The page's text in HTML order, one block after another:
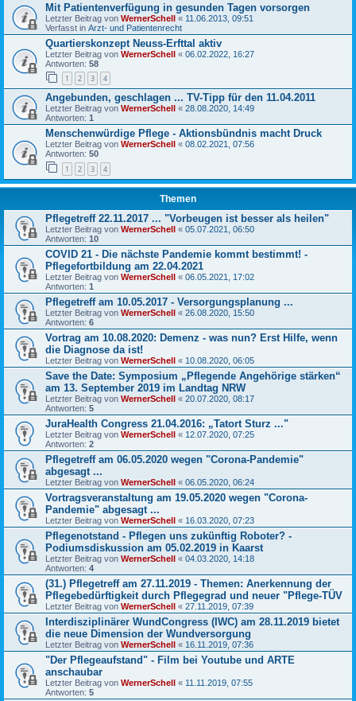
Mit Patientenverfügung in gesunden Tagen vorsorgen
Letzter Beitrag von WernerSchell « 11.06.2013, 09:51
Verfasst in Arzt- und Patientenrecht
Quartierskonzept Neuss-Erfttal aktiv
Letzter Beitrag von WernerSchell « 06.02.2022, 16:27
Antworten: 58
1 2 3 4
Angebunden, geschlagen ... TV-Tipp für den 11.04.2011
Letzter Beitrag von WernerSchell « 28.08.2020, 14:49
Antworten: 1
Menschenwürdige Pflege - Aktionsbündnis macht Druck
Letzter Beitrag von WernerSchell « 08.02.2021, 07:56
Antworten: 50
1 2 3 4
Themen
Pflegetreff 22.11.2017 ... "Vorbeugen ist besser als heilen"
Letzter Beitrag von WernerSchell « 05.07.2021, 06:50
Antworten: 10
COVID 21 - Die nächste Pandemie kommt bestimmt! -
Pflegefortbildung am 22.04.2021
Letzter Beitrag von WernerSchell « 06.05.2021, 17:02
Antworten: 1
Pflegetreff am 10.05.2017 - Versorgungsplanung ...
Letzter Beitrag von WernerSchell « 26.08.2020, 15:50
Antworten: 6
Vortrag am 10.08.2020: Demenz - was nun? Erst Hilfe, wenn
die Diagnose da ist!
Letzter Beitrag von WernerSchell « 10.08.2020, 06:05
Save the Date: Symposium „Pflegende Angehörige stärken“
am 13. September 2019 im Landtag NRW
Letzter Beitrag von WernerSchell « 20.07.2020, 08:17
Antworten: 5
JuraHealth Congress 21.04.2016: „Tatort Sturz ..."
Letzter Beitrag von WernerSchell « 12.07.2020, 07:25
Antworten: 2
Pflegetreff am 06.05.2020 wegen "Corona-Pandemie"
abgesagt ...
Letzter Beitrag von WernerSchell « 06.05.2020, 06:24
Vortragsveranstaltung am 19.05.2020 wegen "Corona-
Pandemie" abgesagt ...
Letzter Beitrag von WernerSchell « 16.03.2020, 07:23
Pflegenotstand - Pflegen uns zukünftig Roboter? -
Podiumsdiskussion am 05.02.2019 in Kaarst
Letzter Beitrag von WernerSchell « 04.03.2020, 14:18
Antworten: 4
(31.) Pflegetreff am 27.11.2019 - Themen: Anerkennung der
Pflegebedürftigkeit durch Pflegegrad und neuer "Pflege-TÜV
Letzter Beitrag von WernerSchell « 27.11.2019, 07:39
Interdisziplinärer WundCongress (IWC) am 28.11.2019 bietet
die neue Dimension der Wundversorgung
Letzter Beitrag von WernerSchell « 16.11.2019, 07:36
"Der Pflegeaufstand" - Film bei Youtube und ARTE
anschaubar
Letzter Beitrag von WernerSchell « 11.11.2019, 07:55
Antworten: 5